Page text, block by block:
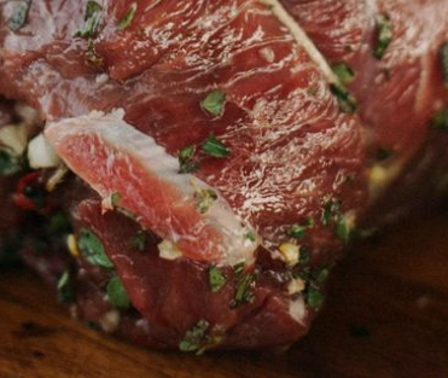
JEDNOSTAVNO
Kako omekšati žilavo meso? Trikovi s
kojima će jeftiniji komadi postat
mekani i fini